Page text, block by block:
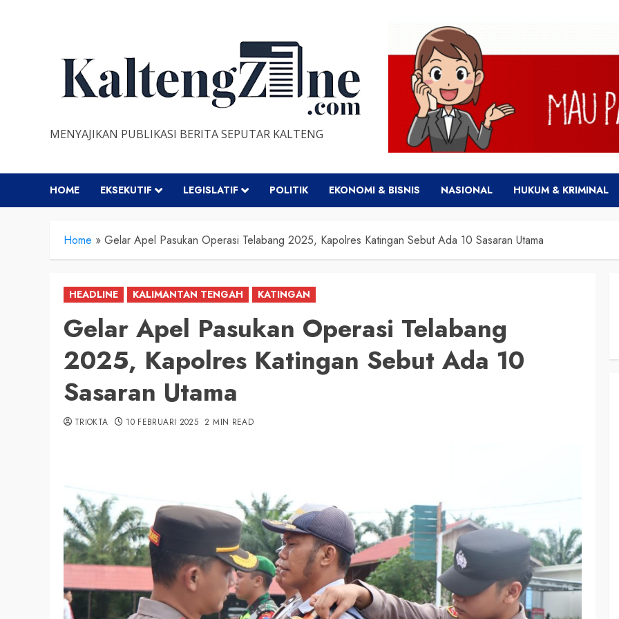
MENYAJIKAN PUBLIKASI BERITA SEPUTAR KALTENG
HOME EKSEKUTIF LEGISLATIF POLITIK EKONOMI & BISNIS NASIONAL HUKUM & KRIMINAL
Home » Gelar Apel Pasukan Operasi Telabang 2025, Kapolres Katingan Sebut Ada 10 Sasaran Utama
HEADLINE KALIMANTAN TENGAH KATINGAN
Gelar Apel Pasukan Operasi Telabang
2025, Kapolres Katingan Sebut Ada 10
Sasaran Utama
TRIOKTA 10 FEBRUARI 2025 2 MIN READ